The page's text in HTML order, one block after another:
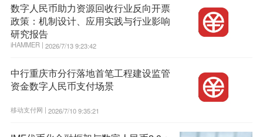
数字人民币助力资源回收行业反向开票
政策：机制设计、应用实践与行业影响
研究报告
iHAMMER | 2026/7/13 9:23:42
中行重庆市分行落地首笔工程建设监管
资金数字人民币支付场景
移动支付网 | 2026/7/10 9:35:21